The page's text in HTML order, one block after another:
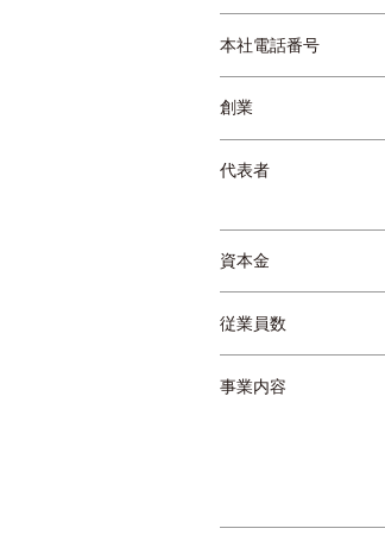
本社電話番号
創業
代表者
資本金
従業員数
事業内容